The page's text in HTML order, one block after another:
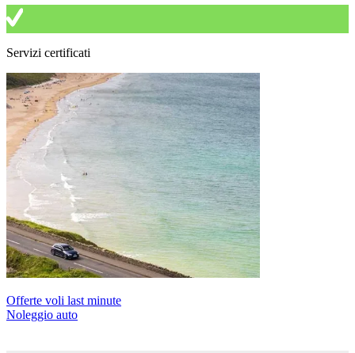
Servizi certificati
Offerte voli last minute
Noleggio auto